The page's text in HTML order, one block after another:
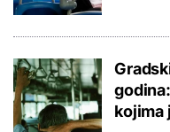
kojima